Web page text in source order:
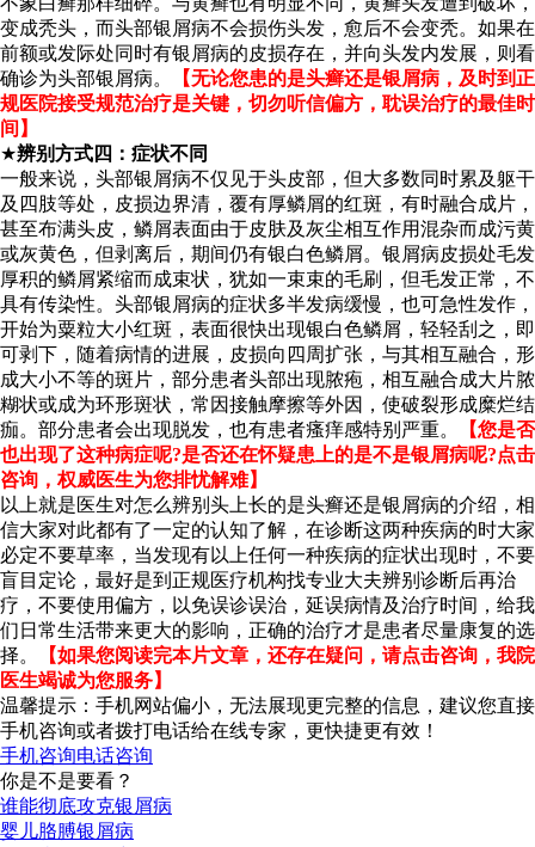
变成秃头，而头部银屑病不会损伤头发，愈后不会变秃。如果在
前额或发际处同时有银屑病的皮损存在，并向头发内发展，则看
确诊为头部银屑病。
【无论您患的是头癣还是银屑病，及时到正
规医院接受规范治疗是关键，切勿听信偏方，耽误治疗的最佳时
间】
★辨别方式四：症状不同
一般来说，头部银屑病不仅见于头皮部，但大多数同时累及躯干
及四肢等处，皮损边界清，覆有厚鳞屑的红斑，有时融合成片，
甚至布满头皮，鳞屑表面由于皮肤及灰尘相互作用混杂而成污黄
或灰黄色，但剥离后，期间仍有银白色鳞屑。银屑病皮损处毛发
厚积的鳞屑紧缩而成束状，犹如一束束的毛刷，但毛发正常，不
具有传染性。头部银屑病的症状多半发病缓慢，也可急性发作，
开始为粟粒大小红斑，表面很快出现银白色鳞屑，轻轻刮之，即
可剥下，随着病情的进展，皮损向四周扩张，与其相互融合，形
成大小不等的斑片，部分患者头部出现脓疱，相互融合成大片脓
糊状或成为环形斑状，常因接触摩擦等外因，使破裂形成糜烂结
痂。部分患者会出现脱发，也有患者瘙痒感特别严重。
【您是否
也出现了这种病症呢?是否还在怀疑患上的是不是银屑病呢?点击
咨询，权威医生为您排忧解难】
以上就是医生对怎么辨别头上长的是头癣还是银屑病的介绍，相
信大家对此都有了一定的认知了解，在诊断这两种疾病的时大家
必定不要草率，当发现有以上任何一种疾病的症状出现时，不要
盲目定论，最好是到正规医疗机构找专业大夫辨别诊断后再治
疗，不要使用偏方，以免误诊误治，延误病情及治疗时间，给我
们日常生活带来更大的影响，正确的治疗才是患者尽量康复的选
择。
【如果您阅读完本片文章，还存在疑问，请点击咨询，我院
医生竭诚为您服务】
温馨提示：手机网站偏小，无法展现更完整的信息，建议您直接
手机咨询或者拨打电话给在线专家，更快捷更有效！
手机咨询电话咨询
你是不是要看？
谁能彻底攻克银屑病
婴儿胳膊银屑病